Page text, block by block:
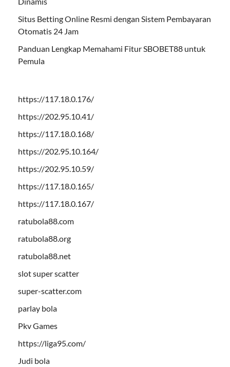
Situs Betting Online Resmi dengan Sistem Pembayaran
Otomatis 24 Jam
Panduan Lengkap Memahami Fitur SBOBET88 untuk
Pemula
https://117.18.0.176/
https://202.95.10.41/
https://117.18.0.168/
https://202.95.10.164/
https://202.95.10.59/
https://117.18.0.165/
https://117.18.0.167/
ratubola88.com
ratubola88.org
ratubola88.net
slot super scatter
super-scatter.com
parlay bola
Pkv Games
https://liga95.com/
Judi bola